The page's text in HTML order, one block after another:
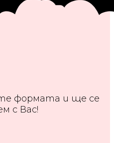
формата и ще се
с Вас!